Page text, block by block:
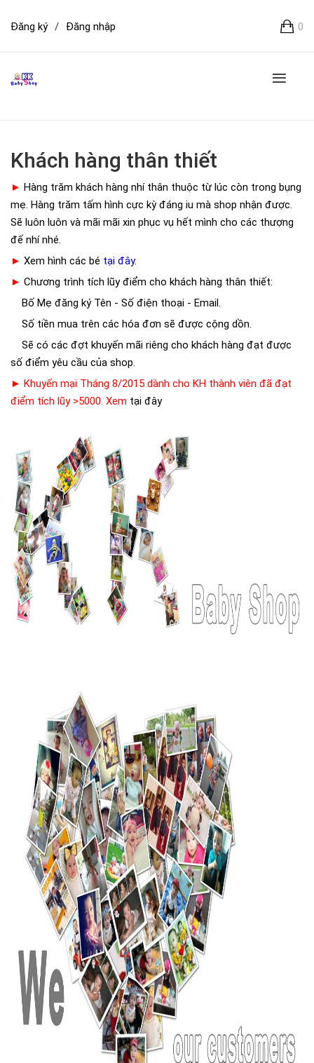
0
Đăng ký / Đăng nhập
Khách hàng thân thiết
► Hàng trăm khách hàng nhí thân thuộc từ lúc còn trong bụng
mẹ. Hàng trăm tấm hình cực kỳ đáng iu mà shop nhận được.
Sẽ luôn luôn và mãi mãi xin phục vụ hết mình cho các thượng
đế nhí nhé.
► Xem hình các bé tại đây.
► Chương trình tích lũy điểm cho khách hàng thân thiết:
Bố Mẹ đăng ký Tên - Số điện thoại - Email.
Số tiền mua trên các hóa đơn sẽ được cộng dồn.
Sẽ có các đợt khuyến mãi riêng cho khách hàng đạt được
số điểm yêu cầu của shop.
► Khuyến mại Tháng 8/2015 dành cho KH thành viên đã đạt
điểm tích lũy >5000. Xem tại đây